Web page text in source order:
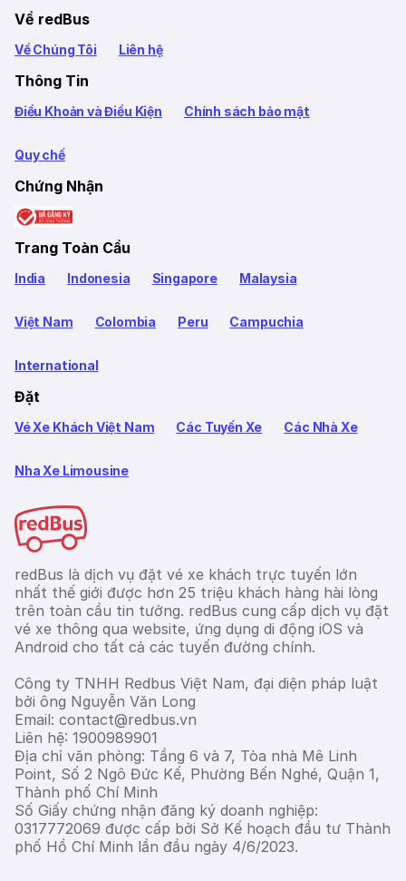
Về redBus
Về Chúng Tôi Liên hệ
Thông Tin
Điều Khoản và Điều Kiện Chính sách bảo mật
Quy chế
Chứng Nhận
Trang Toàn Cầu
India Indonesia Singapore Malaysia
Việt Nam Colombia Peru Campuchia
International
Đặt
Vé Xe Khách Việt Nam Các Tuyến Xe Các Nhà Xe
Nha Xe Limousine
redBus là dịch vụ đặt vé xe khách trực tuyến lớn
nhất thế giới được hơn 25 triệu khách hàng hài lòng
trên toàn cầu tin tưởng. redBus cung cấp dịch vụ đặt
vé xe thông qua website, ứng dụng di động iOS và
Android cho tất cả các tuyến đường chính.
Công ty TNHH Redbus Việt Nam, đại diện pháp luật
bởi ông Nguyễn Văn Long
Email: contact@redbus.vn
Liên hệ: 1900989901
Địa chỉ văn phòng: Tầng 6 và 7, Tòa nhà Mê Linh
Point, Số 2 Ngô Đức Kế, Phường Bến Nghé, Quận 1,
Thành phố Chí Minh
Số Giấy chứng nhận đăng ký doanh nghiệp:
0317772069 được cấp bởi Sở Kế hoạch đầu tư Thành
phố Hồ Chí Minh lần đầu ngày 4/6/2023.